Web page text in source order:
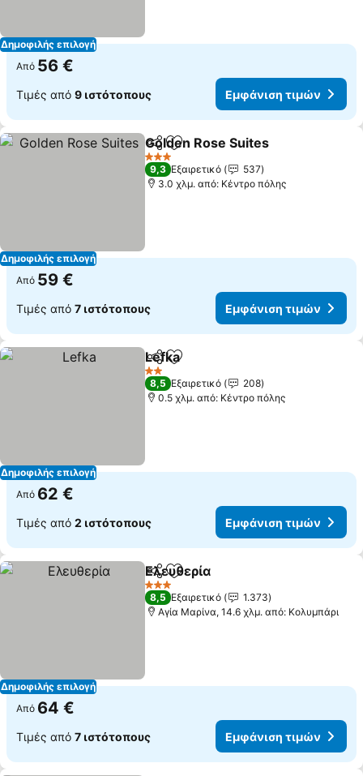
Δημοφιλής επιλογή
Από 56 €
Τιμές από 9 ιστότοπους Εμφάνιση τιμών
Δημοφιλής επιλογή
Κοινοποίηση
Προσθήκη στα αγαπημένα
Golden Rose Suites
3 Αστέρια
9,3 Εξαιρετικό
537
3.0 χλμ. από: Κέντρο πόλης
Από 59 €
Τιμές από 7 ιστότοπους Εμφάνιση τιμών
Δημοφιλής επιλογή
Κοινοποίηση
Προσθήκη στα αγαπημένα
Lefka
2 Αστέρια
8,5 Εξαιρετικό
208
0.5 χλμ. από: Κέντρο πόλης
Από 62 €
Τιμές από 2 ιστότοπους Εμφάνιση τιμών
Δημοφιλής επιλογή
Κοινοποίηση
Προσθήκη στα αγαπημένα
Ελευθερία
3 Αστέρια
8,5 Εξαιρετικό
1.373
Αγία Μαρίνα, 14.6 χλμ. από: Κολυμπάρι
Από 64 €
Τιμές από 7 ιστότοπους Εμφάνιση τιμών